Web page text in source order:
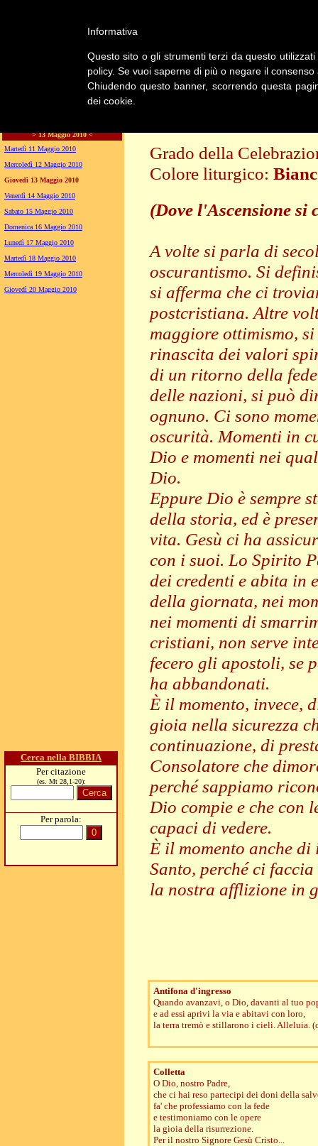
LA CHIESA
> 13 Maggio 2010 <
Martedì 11 Maggio 2010
Mercoledì 12 Maggio 2010
Giovedì 13 Maggio 2010
Venerdì 14 Maggio 2010
Sabato 15 Maggio 2010
Domenica 16 Maggio 2010
Lunedì 17 Maggio 2010
Martedì 18 Maggio 2010
Mercoledì 19 Maggio 2010
Giovedì 20 Maggio 2010
Cerca nella BIBBIA
Per citazione
(es. Mt 28,1-20):
Per parola:
Grado della
Colore liturgico:
(Dove l'Ascensione si
A volte si parla di
oscurantismo. Si
si afferma che ci
postcristiana. Altre
maggiore ottimismo,
rinascita dei valori
di un ritorno della
delle nazioni, si può
ognuno. Ci sono
oscurità. Momenti in
Dio e momenti nei
Dio.
Eppure Dio è sempre
della storia, ed è
vita. Gesù ci ha
con i suoi. Lo Spirito
dei credenti e abita in
della giornata, nei
nei momenti di
cristiani, non serve
fecero gli apostoli, se
ha abbandonati.
È il momento, invece,
gioia nella sicurezza
continuazione, di
Consolatore che
perché sappiamo
Dio compie e che con
capaci di vedere.
È il momento anche
Santo, perché ci
la nostra afflizione in
Antifona d'ingresso
Quando avanzavi, o Dio, davanti al tuo
e ad essi aprivi la via e abitavi con loro,
la terra tremò e stillarono i cieli. Alleluia.
Colletta
O Dio, nostro Padre,
che ci hai reso partecipi dei doni della
fa' che professiamo con la fede
e testimoniamo con le opere
la gioia della risurrezione.
Per il nostro Signore Gesù Cristo...
Informativa
Questo sito o gli strumenti terzi da questo
policy. Se vuoi saperne di più o negare il
Chiudendo questo banner, scorrendo questa
dei cookie.